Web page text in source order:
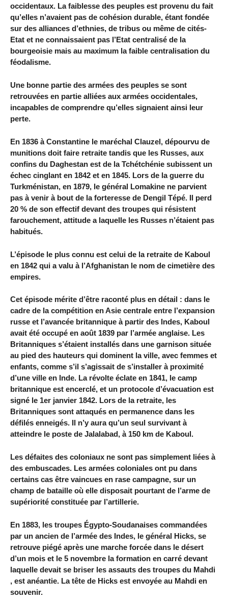
occidentaux. La faiblesse des peuples est provenu du fait
qu’elles n’avaient pas de cohésion durable, étant fondée
sur des alliances d’ethnies, de tribus ou même de cités-
Etat et ne connaissaient pas l’Etat centralisé de la
bourgeoisie mais au maximum la faible centralisation du
féodalisme.
Une bonne partie des armées des peuples se sont
retrouvées en partie alliées aux armées occidentales,
incapables de comprendre qu’elles signaient ainsi leur
perte.
En 1836 à Constantine le maréchal Clauzel, dépourvu de
munitions doit faire retraite tandis que les Russes, aux
confins du Daghestan est de la Tchétchénie subissent un
échec cinglant en 1842 et en 1845. Lors de la guerre du
Turkménistan, en 1879, le général Lomakine ne parvient
pas à venir à bout de la forteresse de Dengil Tépé. Il perd
20 % de son effectif devant des troupes qui résistent
farouchement, attitude a laquelle les Russes n’étaient pas
habitués.
L’épisode le plus connu est celui de la retraite de Kaboul
en 1842 qui a valu à l’Afghanistan le nom de cimetière des
empires.
Cet épisode mérite d’être raconté plus en détail : dans le
cadre de la compétition en Asie centrale entre l’expansion
russe et l’avancée britannique à partir des Indes, Kaboul
avait été occupé en août 1839 par l’armée anglaise. Les
Britanniques s’étaient installés dans une garnison située
au pied des hauteurs qui dominent la ville, avec femmes et
enfants, comme s’il s’agissait de s’installer à proximité
d’une ville en Inde. La révolte éclate en 1841, le camp
britannique est encerclé, et un protocole d’évacuation est
signé le 1er janvier 1842. Lors de la retraite, les
Britanniques sont attaqués en permanence dans les
défilés enneigés. Il n’y aura qu’un seul survivant à
atteindre le poste de Jalalabad, à 150 km de Kaboul.
Les défaites des coloniaux ne sont pas simplement liées à
des embuscades. Les armées coloniales ont pu dans
certains cas être vaincues en rase campagne, sur un
champ de bataille où elle disposait pourtant de l’arme de
supériorité constituée par l’artillerie.
En 1883, les troupes Égypto-Soudanaises commandées
par un ancien de l’armée des Indes, le général Hicks, se
retrouve piégé après une marche forcée dans le désert
d’un mois et le 5 novembre la formation en carré devant
laquelle devait se briser les assauts des troupes du Mahdi
, est anéantie. La tête de Hicks est envoyée au Mahdi en
souvenir.